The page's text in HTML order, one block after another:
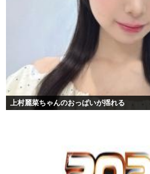
上村麗菜ちゃんのおっぱいが揺れる